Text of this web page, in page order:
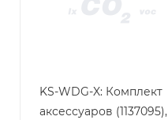
KS-WDG-X: Комплект
аксессуаров (1137095),